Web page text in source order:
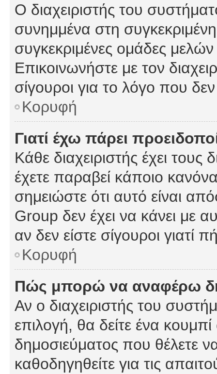
Ο διαχειριστής του
συνημμένα στη
συγκεκριμένες ομάδες
Επικοινωνήστε με τον
σίγουροι για το λόγο που
Κορυφή
Γιατί έχω πάρει
Κάθε διαχειριστής έχει
έχετε παραβεί κάποιο
σημειώστε ότι αυτό είναι
Group δεν έχει να κάνει με
αν δεν είστε σίγουροι γιατί
Κορυφή
Πώς μπορώ να αναφέρω
Αν ο διαχειριστής του
επιλογή, θα δείτε ένα
δημοσιεύματος που θέλετε
καθοδηγηθείτε για τις